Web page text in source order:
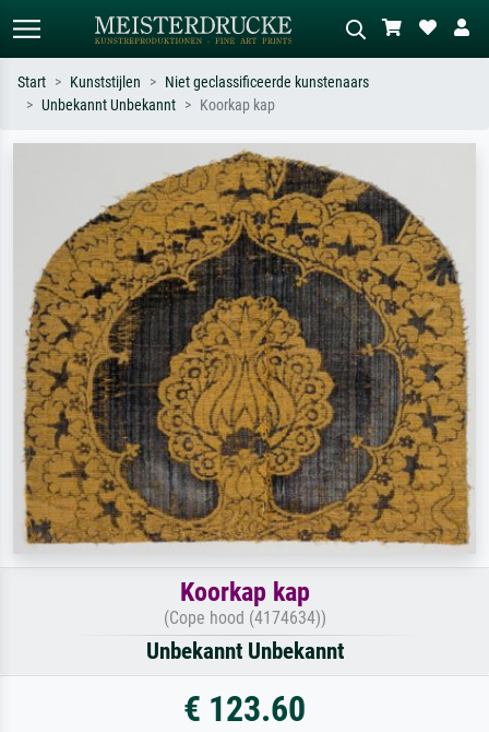
Zoek op kunstenaar, titel of stijl – bijv.
Monet, Sterrennacht, impressionisme,
Hokusai-golf, naakt.
Beschrijf de scène – bijv. groene
weide, abstract met veel rood, donker
olieverfschilderij, staand naakt naast
een boom.
Start Kunststijlen
Niet geclassificeerde kunstenaars
Unbekannt Unbekannt
Koorkap kap
Koorkap kap
(Cope hood (4174634))
Unbekannt Unbekannt
€ 123.60